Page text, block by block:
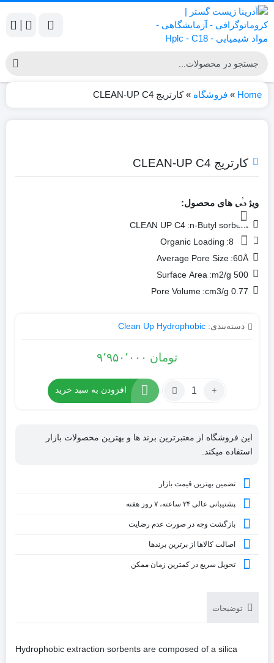
Home
» فروشگاه »کارتریج CLEAN-UP C4
کارتریج CLEAN-UP C4
ویژگی های محصول:
n-Butyl sorbent:
CLEAN UP C4
8.5%:
Organic Loading
60Å:
Average Pore Size
500 m2/g:
Surface Area
0.77 cm3/g:
Pore Volume
دسته‌بندی: Clean Up Hydrophobic
تومان
تعداد:
C4
افزودن به سبد خرید
این فروشگاه از معتبرترین برند ها و بهترین محصولات بازار
استفاده میکند.
تضمین بهترین قیمت بازار
پشتیبانی عالی ۲۴ ساعته، ۷ روز هفته
بازگشت وجه در صورت عدم رضایت
اصالت کالاها از برترین برندها
تحویل سریع در کمترین زمان ممکن
توضیحات
Hydrophobic extraction sorbents are composed of a silica